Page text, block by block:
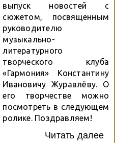
выпуск новостей с
сюжетом, посвященным
руководителю
музыкально-
литературного
творческого клуба
«Гармония» Константину
Ивановичу Журавлёву. О
его творчестве можно
посмотреть в следующем
ролике. Поздравляем!
Читать далее